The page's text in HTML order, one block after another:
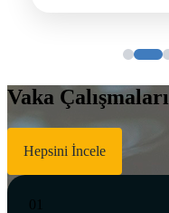
Vaka Çalışmaları
Hepsini İncele
01